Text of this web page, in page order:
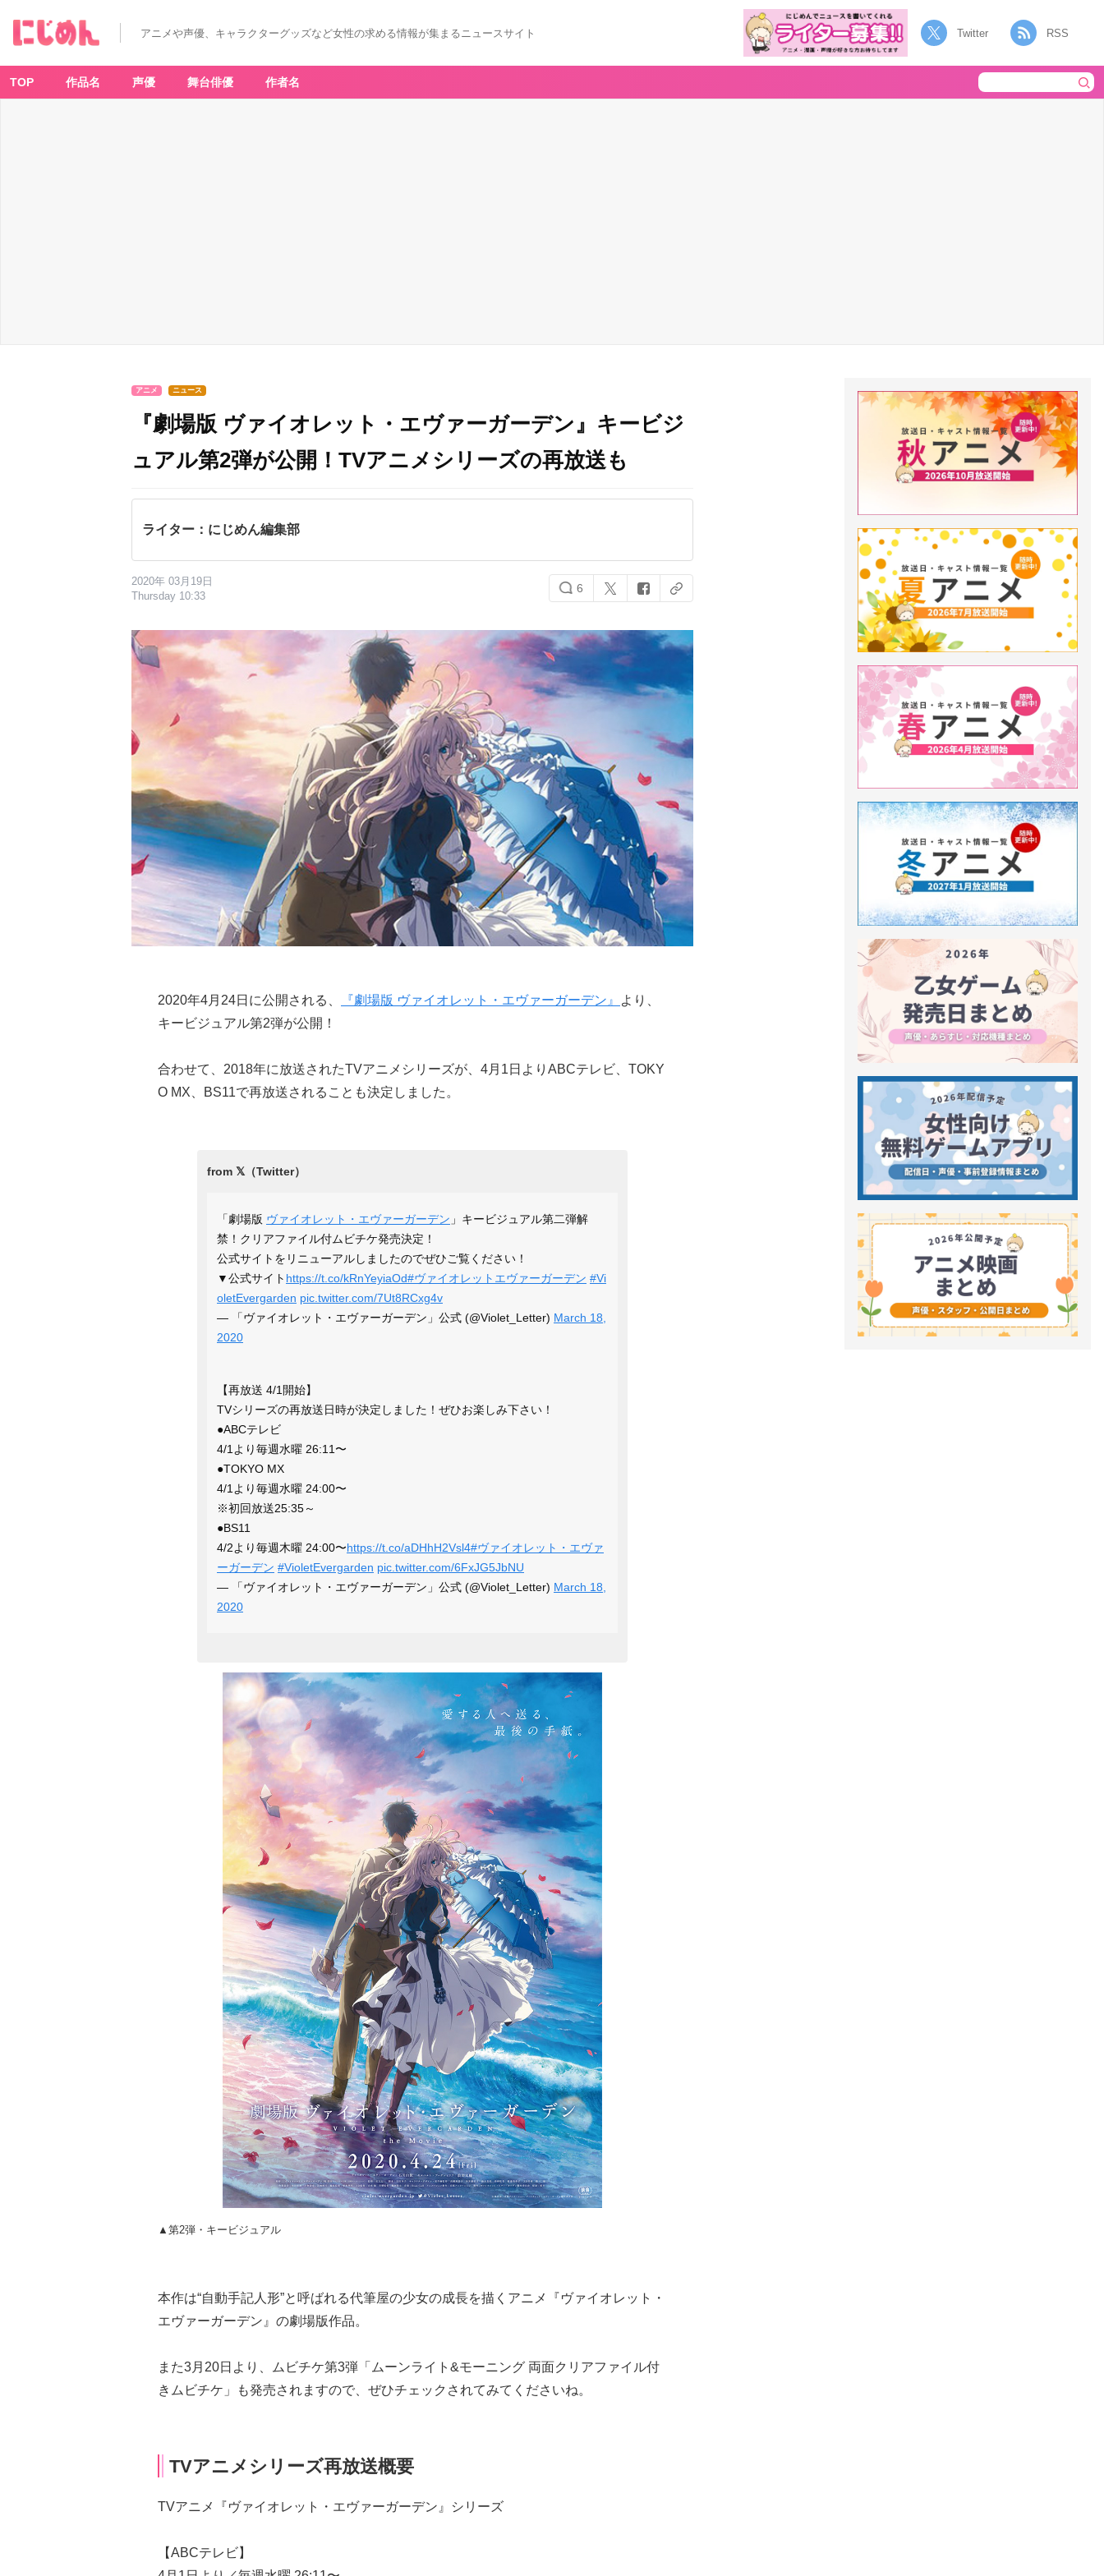
アニメや声優、キャラクターグッズなど女性の求める情報が集まるニュースサイト Twitter RSS
TOP 作品名 声優 舞台俳優 作者名
アニメ ニュース
『劇場版 ヴァイオレット・エヴァーガーデン』キービジ
ュアル第2弾が公開！TVアニメシリーズの再放送も
ライター：にじめん編集部
2020年 03月19日
Thursday 10:33
6
2020年4月24日に公開される、 『劇場版 ヴァイオレット・エヴァーガーデン』
より、
キービジュアル第2弾が公開！
合わせて、2018年に放送されたTVアニメシリーズが、4月1日よりABCテレビ、TOKY
O MX、BS11で再放送されることも決定しました。
「劇場版 ヴァイオレット・エヴァーガーデン 」キービジュアル第二弾解
禁！クリアファイル付ムビチケ発売決定！
公式サイトをリニューアルしましたのでぜひご覧ください！
▼公式サイト https://t.co/kRnYeyiaOd#ヴァイオレットエヴァーガーデン #Vi
oletEvergarden pic.twitter.com/7Ut8RCxg4v
— 「ヴァイオレット・エヴァーガーデン」公式 (@Violet_Letter) March 18,
2020
【再放送 4/1開始】
TVシリーズの再放送日時が決定しました！ぜひお楽しみ下さい！
●ABCテレビ
4/1より毎週水曜 26:11〜
●TOKYO MX
4/1より毎週水曜 24:00〜
※初回放送25:35～
●BS11
4/2より毎週木曜 24:00〜https://t.co/aDHhH2Vsl4#ヴァイオレット・エヴァ
ーガーデン #VioletEvergarden pic.twitter.com/6FxJG5JbNU
— 「ヴァイオレット・エヴァーガーデン」公式 (@Violet_Letter) March 18,
2020
▲第2弾・キービジュアル
本作は“自動手記人形”と呼ばれる代筆屋の少女の成長を描くアニメ『ヴァイオレット・
エヴァーガーデン』の劇場版作品。
また3月20日より、ムビチケ第3弾「ムーンライト&モーニング 両面クリアファイル付
きムビチケ」も発売されますので、ぜひチェックされてみてくださいね。
TVアニメシリーズ再放送概要
TVアニメ『ヴァイオレット・エヴァーガーデン』シリーズ
【ABCテレビ】